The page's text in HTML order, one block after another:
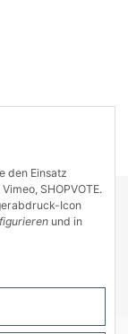
den Einsatz
SHOPVOTE.
Icon
und in